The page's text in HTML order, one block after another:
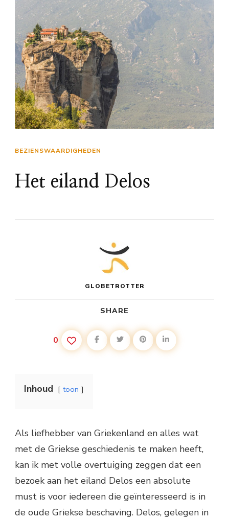
BEZIENSWAARDIGHEDEN
Het eiland Delos
GLOBETROTTER
SHARE
0
Inhoud toon
Als liefhebber van Griekenland en alles wat
met de Griekse geschiedenis te maken heeft,
kan ik met volle overtuiging zeggen dat een
bezoek aan het eiland Delos een absolute
must is voor iedereen die geïnteresseerd is in
de oude Griekse beschaving. Delos, gelegen in